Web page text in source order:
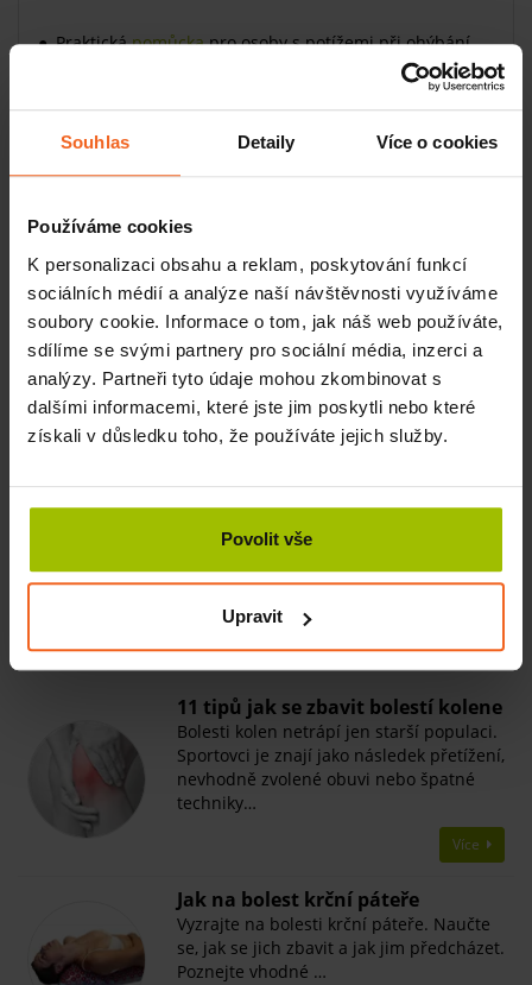
Souhlas Detaily Více o cookies
Používáme cookies
K personalizaci obsahu a reklam, poskytování funkcí
sociálních médií a analýze naší návštěvnosti využíváme
soubory cookie. Informace o tom, jak náš web používáte,
sdílíme se svými partnery pro sociální média, inzerci a
analýzy. Partneři tyto údaje mohou zkombinovat s
dalšími informacemi, které jste jim poskytli nebo které
získali v důsledku toho, že používáte jejich služby.
Povolit vše
Upravit
Praktickápomůckapro osoby s potížemi při ohýbání
zhoršenou pohyblivostí nebo úchopem a lidem, kteří mají
každodenním životě. Rukojeť je dobře tvarovaná a materiál
lehký.Kleštiny jsou otočné a mají protiskluzový povrch
pro jistější úchop. Na rukojeti je umístěn zámek, který
zajistí sevření předmětu.
Související produkty
Podavač předmětů s gumovými koncovkami,
335 Kč Více
Související články
11 tipů jak se zbavit bolestí kolene
Bolesti kolen netrápí jen starší populaci.
Sportovci je znají jako následek přetížení,
nevhodně zvolené obuvi nebo špatné
techniky…
Více
Jak na bolest krční páteře
Vyzrajte na bolesti krční páteře. Naučte
se, jak se jich zbavit a jak jim předcházet.
Poznejte vhodné …